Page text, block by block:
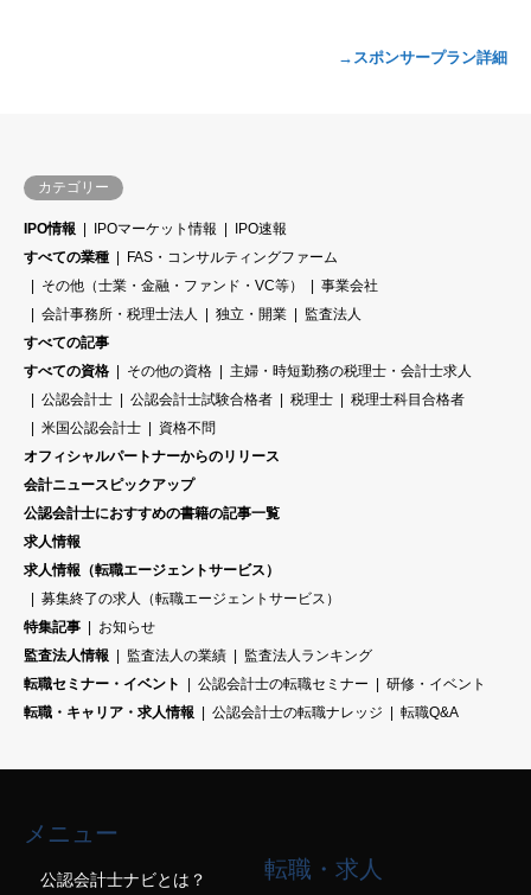
→スポンサープラン詳細
カテゴリー
IPO情報 IPOマーケット情報
IPO速報
すべての業種
FAS・コンサルティングファーム
その他（士業・金融・ファンド・VC等）
事業会社
会計事務所・税理士法人
独立・開業
監査法人
すべての記事
すべての資格
その他の資格
主婦・時短勤務の税理士・会計士求人
公認会計士
公認会計士試験合格者 税理士
税理士科目合格者
米国公認会計士
資格不問
オフィシャルパートナーからのリリース
会計ニュースピックアップ
公認会計士におすすめの書籍の記事一覧
求人情報
求人情報（転職エージェントサービス）
募集終了の求人（転職エージェントサービス）
特集記事
お知らせ
監査法人情報
監査法人の業績
監査法人ランキング
転職セミナー・イベント
公認会計士の転職セミナー
研修・イベント
転職・キャリア・求人情報
公認会計士の転職ナレッジ 転職Q&A
メニュー
公認会計士ナビとは？
転職・求人